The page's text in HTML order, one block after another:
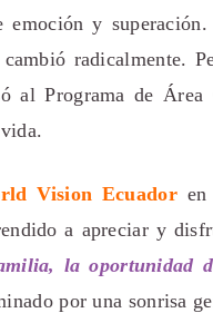
y
radicalmente.
al Programa de
Vision Ecuadoren
a apreciar y
la oportunidad
por una sonrisa